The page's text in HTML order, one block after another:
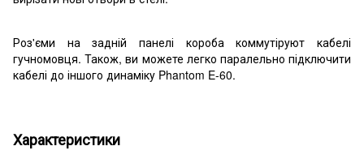
Роз'єми на задній панелі короба коммутіруют кабелі
гучномовця. Також, ви можете легко паралельно підключити
кабелі до іншого динаміку Phantom E-60.
Характеристики